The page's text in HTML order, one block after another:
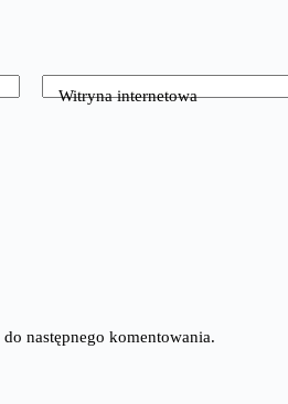
Witryna internetowa
następnego komentowania.